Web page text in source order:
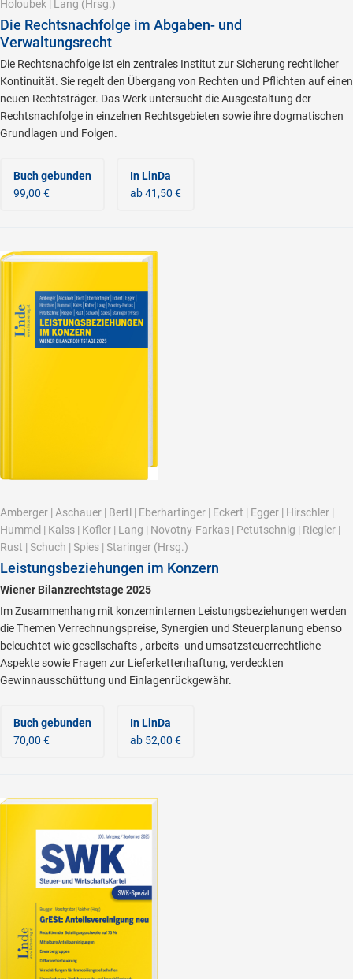
Holoubek Lang (Hrsg.)
Die Rechtsnachfolge im Abgaben- und
Verwaltungsrecht
Die Rechtsnachfolge ist ein zentrales Institut zur Sicherung rechtlicher
Kontinuität. Sie regelt den Übergang von Rechten und Pflichten auf einen
neuen Rechtsträger. Das Werk untersucht die Ausgestaltung der
Rechtsnachfolge in einzelnen Rechtsgebieten sowie ihre dogmatischen
Grundlagen und Folgen.
Buch gebunden
99,00 €
In LinDa
ab 41,50 €
Amberger | Aschauer | Bertl | Eberhartinger | Eckert | Egger | Hirschler |
Hummel | Kalss | Kofler | Lang | Novotny-Farkas | Petutschnig | Riegler |
Rust | Schuch | Spies | Staringer (Hrsg.)
Leistungsbeziehungen im Konzern
Wiener Bilanzrechtstage 2025
Im Zusammenhang mit konzerninternen Leistungsbeziehungen werden
die Themen Verrechnungspreise, Synergien und Steuerplanung ebenso
beleuchtet wie gesellschafts-, arbeits- und umsatzsteuerrechtliche
Aspekte sowie Fragen zur Lieferkettenhaftung, verdeckten
Gewinnausschüttung und Einlagenrückgewähr.
Buch gebunden
70,00 €
In LinDa
ab 52,00 €